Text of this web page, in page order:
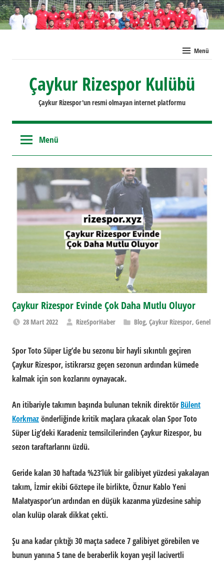
İçeriğe
geç
Menü
Çaykur Rizespor Kulübü
Çaykur Rizespor'un resmi olmayan internet platformu
Menü
Çaykur Rizespor Evinde Çok Daha Mutlu Oluyor
28 Mart 2022 RizeSporHaber Blog, Çaykur Rizespor, Genel
Spor Toto Süper Lig’de bu sezonu bir hayli sıkıntılı geçiren
Çaykur Rizespor, istikrarsız geçen sezonun ardından kümede
kalmak için son kozlarını oynayacak.
An itibariyle takımın başında bulunan teknik direktörBülent
Korkmazönderliğinde kritik maçlara çıkacak olan Spor Toto
Süper Lig’deki Karadeniz temsilcilerinden Çaykur Rizespor, bu
sezon taraftarlarını üzdü.
Geride kalan 30 haftada %23’lük bir galibiyet yüzdesi yakalayan
takım, İzmir ekibi Göztepe ile birlikte, Öznur Kablo Yeni
Malatyaspor’un ardından en düşük kazanma yüzdesine sahip
olan kulüp olarak dikkat çekti.
Şu ana kadar çıktığı 30 maçta sadece 7 galibiyet görebilen ve
bunun yanına 5 tane de beraberlik koyan yeşil lacivertli